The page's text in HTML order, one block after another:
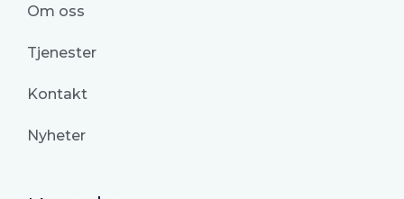
Om oss
Tjenester
Kontakt
Nyheter